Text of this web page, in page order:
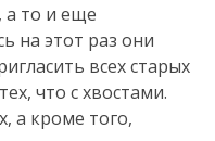
а то и еще
на этот раз они
всех старых
что с хвостами.
а кроме того,